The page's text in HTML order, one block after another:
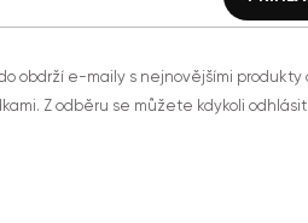
obdrží e-maily s nejnovějšími produkty
Z odběru se můžete kdykoli odhlásit.